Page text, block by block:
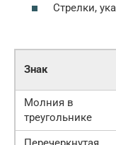
Стрелки,
Знак
Молния в
треугольнике